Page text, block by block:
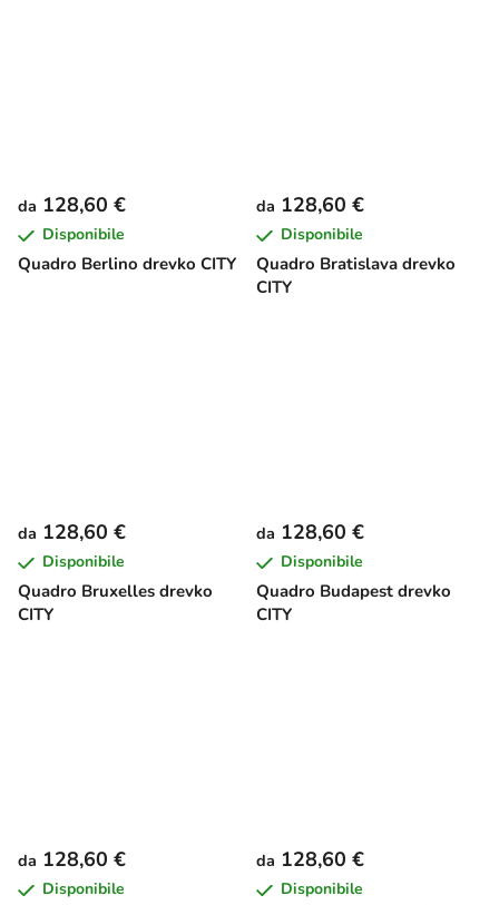
Quadro Berlino drevko CITY
da 128,60 €
Disponibile
Quadro Bratislava drevko
CITY
da 128,60 €
Disponibile
Quadro Bruxelles drevko
CITY
da 128,60 €
Disponibile
Quadro Budapest drevko
CITY
da 128,60 €
Disponibile
da 128,60 €
Disponibile
da 128,60 €
Disponibile